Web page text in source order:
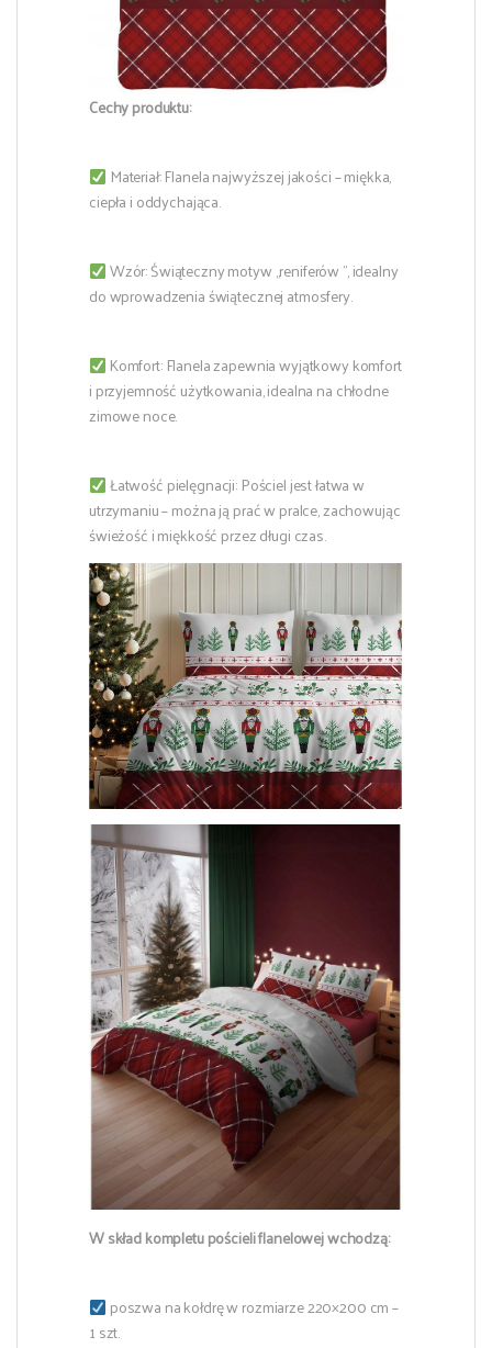
Cechy produktu:
Materiał: Flanela najwyższej jakości – miękka,
ciepła i oddychająca.
Wzór: Świąteczny motyw „reniferów ”, idealny
do wprowadzenia świątecznej atmosfery.
Komfort: Flanela zapewnia wyjątkowy komfort
i przyjemność użytkowania, idealna na chłodne
zimowe noce.
Łatwość pielęgnacji: Pościel jest łatwa w
utrzymaniu – można ją prać w pralce, zachowując
świeżość i miękkość przez długi czas.
W skład kompletu pościeli flanelowej wchodzą:
poszwa na kołdrę w rozmiarze 220×200 cm –
1 szt.